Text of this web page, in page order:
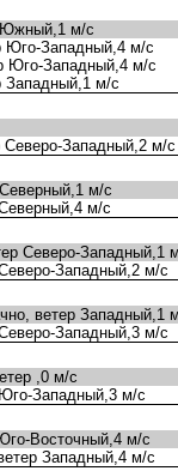
Южный,1 м/с
Юго-Западный,4 м/с
Юго-Западный,4 м/с
Западный,1 м/с
Западный,2 м/с
м/с
м/с
Северо-Западный,1
Западный,2 м/с
ветер Западный,1
Западный,3 м/с
,0 м/с
Западный,3 м/с
Восточный,4 м/с
Западный,4 м/с